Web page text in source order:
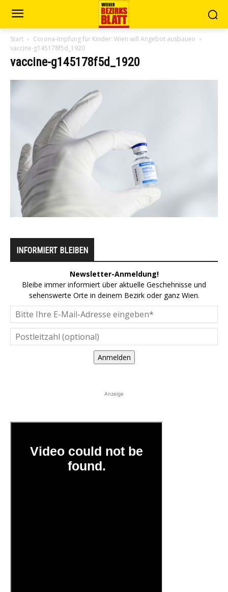
Start
Corona-Impfung für Kinder: Wien will Angebot ausbauen
vaccine-g145178f5d_1920
vaccine-g145178f5d_1920
INFORMIERT BLEIBEN
Newsletter-Anmeldung!
Bleibe immer informiert über aktuelle Geschehnisse und
sehenswerte Orte in deinem Bezirk oder ganz Wien.
Anmelden
Anzeige